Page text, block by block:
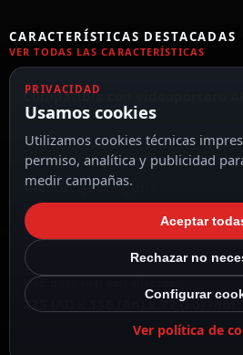
CARACTERÍSTICAS DESTACADAS
VER TODAS LAS CARACTERÍSTICAS
Compatible con videoportero
Medidas caja de registro
315 (Al) x 143 (An) x 50 (Fo) mm
Medidas panel embellecedor
325 (Al) x 156 (An) x 22 (Fo) mm
PRIVACIDAD
Usamos cookies
Utilizamos cookies técnicas
permiso, analítica y publicidad
medir campañas.
Aceptar
Rechazar no
Configurar
Ver política de